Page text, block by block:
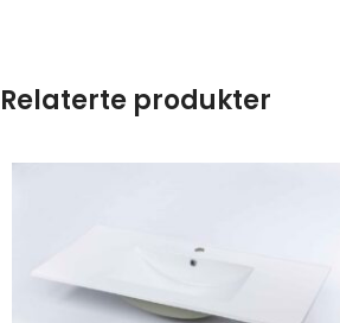
Relaterte produkter